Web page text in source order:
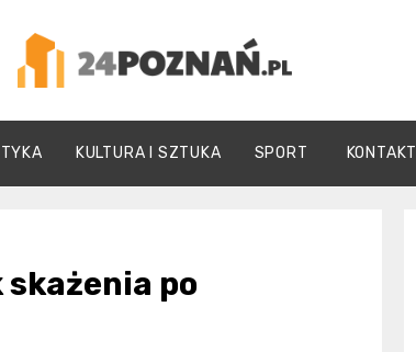
24Poznań.pl
KULTURA I SZTUKA SPORT KONTAKT
skażenia po